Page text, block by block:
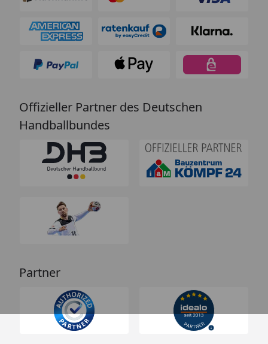
Offizieller Partner des Deutschen
Handballbundes
Partner